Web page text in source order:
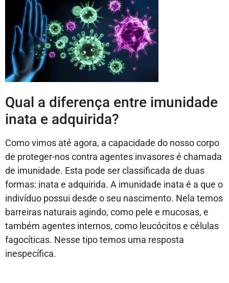
Qual a diferença entre imunidade
inata e adquirida?
Como vimos até agora, a capacidade do nosso corpo
de proteger-nos contra agentes invasores é chamada
de imunidade. Esta pode ser classificada de duas
formas: inata e adquirida. A imunidade inata é a que o
indivíduo possui desde o seu nascimento. Nela temos
barreiras naturais agindo, como pele e mucosas, e
também agentes internos, como leucócitos e células
fagocíticas. Nesse tipo temos uma resposta
inespecífica.